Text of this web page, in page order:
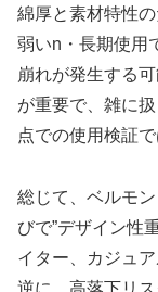
綿厚と素材特性
弱いn・長期使用
崩れが発生する
が重要で、雑に
点での使用検証
総じて、ベルモン
びで”デザイン性
イター、カジュ